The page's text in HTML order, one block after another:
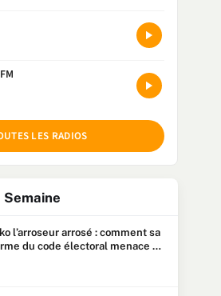
LES RADIOS
Semaine
l’arroseur arrosé : comment sa
du code électoral menace sa